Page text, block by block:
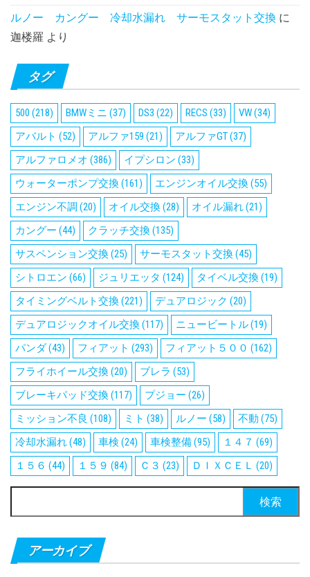
ルノー カングー 冷却水漏れ サーモスタット交換 に
迦楼羅 より
タグ
500 (218) BMWミニ (37) DS3 (22) RECS (33) VW(34)
アバルト (52) アルファ159 (21) アルファGT(37)
アルファロメオ (386) イプシロン (33)
ウォーターポンプ交換(161) エンジンオイル交換(55)
エンジン不調 (20) オイル交換(28) オイル漏れ(21)
カングー (44) クラッチ交換(135)
サスペンション交換(25) サーモスタット交換(45)
シトロエン (66) ジュリエッタ (124) タイベル交換(19)
タイミングベルト交換(221) デュアロジック (20)
デュアロジックオイル交換(117) ニュービートル(19)
パンダ(43) フィアット (293) フィアット５００ (162)
フライホイール交換(20) ブレラ (53)
ブレーキパッド交換(117) プジョー (26)
ミッション不良 (108) ミト (38) ルノー (58) 不動 (75)
冷却水漏れ(48) 車検 (24) 車検整備(95) １４７ (69)
１５６ (44) １５９ (84) Ｃ３ (23) ＤＩＸＣＥＬ (20)
索:
アーカイブ